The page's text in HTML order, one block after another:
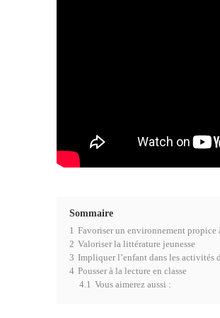
Sommaire
1 Favoriser un environnement propice
2 Valoriser la littérature jeunesse
3 Impliquer l’enfant dans les activités
4 Pousser à la lecture en classe
4.1 Vous aimerez aussi :